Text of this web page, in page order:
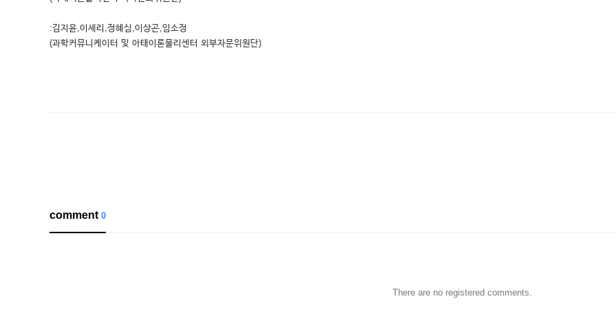
:김지윤,이세리,정혜심,이상곤,임소정
(과학커뮤니케이터 및 아태이론물리센터 외부자문위원단)
comment0
There are no registered comments.